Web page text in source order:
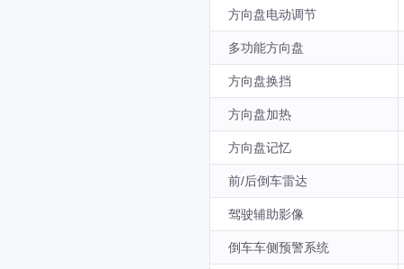
方向盘电动调节
多功能方向盘
方向盘换挡
方向盘加热
方向盘记忆
前/后倒车雷达
驾驶辅助影像
倒车车侧预警系统